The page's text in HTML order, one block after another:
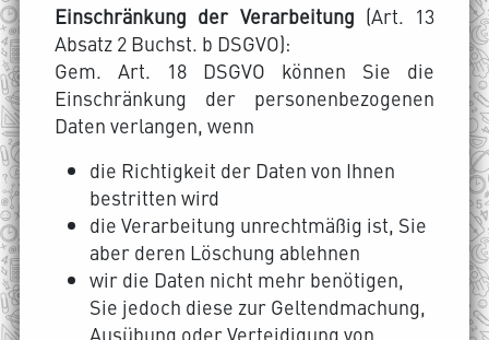
Einschränkung der Verarbeitung (Art. 13
Absatz 2 Buchst. b DSGVO):
Gem. Art. 18 DSGVO können Sie die
Einschränkung der personenbezogenen
Daten verlangen, wenn
die Richtigkeit der Daten von Ihnen
bestritten wird
die Verarbeitung unrechtmäßig ist, Sie
aber deren Löschung ablehnen
wir die Daten nicht mehr benötigen,
Sie jedoch diese zur Geltendmachung,
Ausübung oder Verteidigung von